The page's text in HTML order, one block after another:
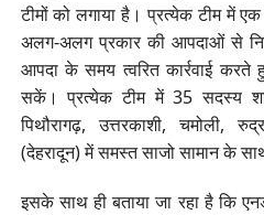
टीमों को लगाया है। प्रत्येक टीम में
अलग-अलग प्रकार की आपदाओं से
आपदा के समय त्वरित कार्रवाई करते
सकें। प्रत्येक टीम में 35 सदस्य
पिथौरागढ़, उत्तरकाशी, चमोली,
(देहरादून) में समस्त साजो सामान के
इसके साथ ही बताया जा रहा है कि